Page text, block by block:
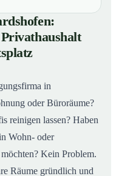
Gründliche
Sauberkeit am
Gerhardshofen
in
oder Büroräume?
reinigen lassen? Haben
Wohn- oder
Kein Problem.
Räume gründlich und